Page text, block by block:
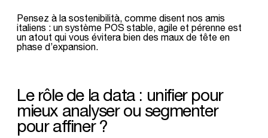
Pensez à la sostenibilità, comme disent nos amis
italiens : un système POS stable, agile et pérenne est
un atout qui vous évitera bien des maux de tête en
phase d’expansion.
Le rôle de la data : unifier pour
mieux analyser ou segmenter
pour affiner ?